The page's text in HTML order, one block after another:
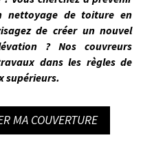
nettoyage de toiture en
de créer un nouvel
? Noscouvreurs
dans les règles de
supérieurs.
MA COUVERTURE